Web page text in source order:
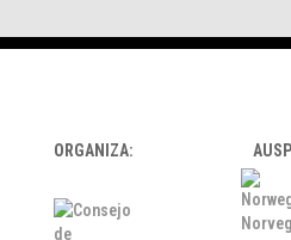
ORGANIZA: